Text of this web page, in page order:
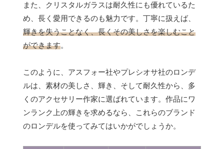
また、クリスタルガラスは耐久性にも優れているた
め、長く愛用できるのも魅力です。丁寧に扱えば、
輝きを失うことなく、長くその美しさを楽しむこと
ができます。
このように、アスフォー社やプレシオサ社のロンデ
ルは、素材の美しさ、輝き、そして耐久性から、多
くのアクセサリー作家に選ばれています。作品にワ
ンランク上の輝きを求めるなら、これらのブランド
のロンデルを使ってみてはいかがでしょうか。